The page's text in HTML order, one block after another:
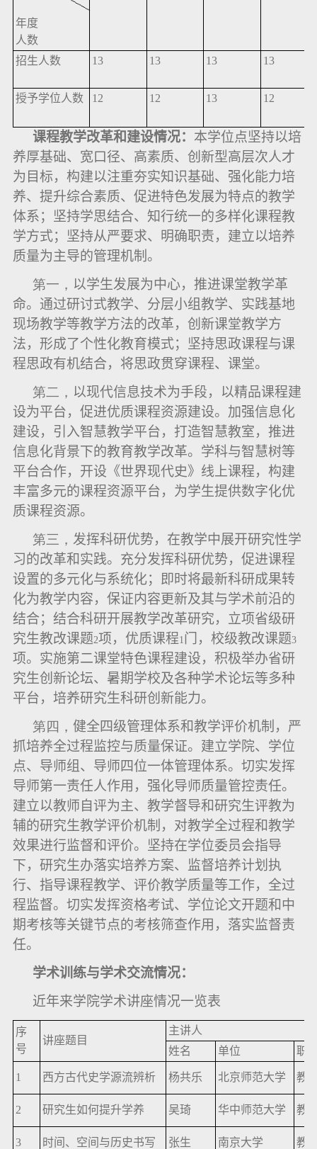
年度
人数
招生人数
13 13 13 13
授予学位人数 12 12 13 12
课程教学改革和建设情况： 本学位点坚持以培
养厚基础、宽口径、高素质、创新型高层次人才
为目标，构建以注重夯实知识基础、强化能力培
养、提升综合素质、促进特色发展为特点的教学
体系；坚持学思结合、知行统一的多样化课程教
学方式；坚持从严要求、明确职责，建立以培养
质量为主导的管理机制。
第一， 以学生发展为中心，推进课堂教学革
命。通过研讨式教学、分层小组教学、实践基地
现场教学等教学方法的改革，创新课堂教学方
法，形成了个性化教育模式；坚持思政课程与课
程思政有机结合，将思政贯穿课程、课堂。
第二， 以现代信息技术为手段，以精品课程建
设为平台，促进优质课程资源建设。加强信息化
建设，引入智慧教学平台，打造智慧教室，推进
信息化背景下的教育教学改革。学科与智慧树等
平台合作，开设《世界现代史》线上课程，构建
丰富多元的课程资源平台，为学生提供数字化优
质课程资源。
第三， 发挥科研优势，在教学中展开研究性学
习的改革和实践。充分发挥科研优势，促进课程
设置的多元化与系统化；即时将最新科研成果转
化为教学内容，保证内容更新及其与学术前沿的
结合；结合科研开展教学改革研究，立项省级研
究生教改课题2项，优质课程1 门，校级教改课题3
项。实施第二课堂特色课程建设，积极举办省研
究生创新论坛、暑期学校及各种学术论坛等多种
平台，培养研究生科研创新能力。
第四， 健全四级管理体系和教学评价机制，严
抓培养全过程监控与质量保证。建立学院、学位
点、导师组、导师四位一体管理体系。切实发挥
导师第一责任人作用，强化导师质量管控责任。
建立以教师自评为主、教学督导和研究生评教为
辅的研究生教学评价机制，对教学全过程和教学
效果进行监督和评价。坚持在学位委员会指导
下，研究生办落实培养方案、监督培养计划执
行、指导课程教学、评价教学质量等工作，全过
程监督。切实发挥资格考试、学位论文开题和中
期考核等关键节点的考核筛查作用，落实监督责
任。
学术训练与学术交流情况：
近年来学院学术讲座情况一览表
序
号
讲座题目
主讲人
姓名
单位 职
1 西方古代史学源流辨析 杨共乐 北京师范大学 教
2 研究生如何提升学养 吴琦 华中师范大学 教
3 时间、空间与历史书写 张生 南京大学 教